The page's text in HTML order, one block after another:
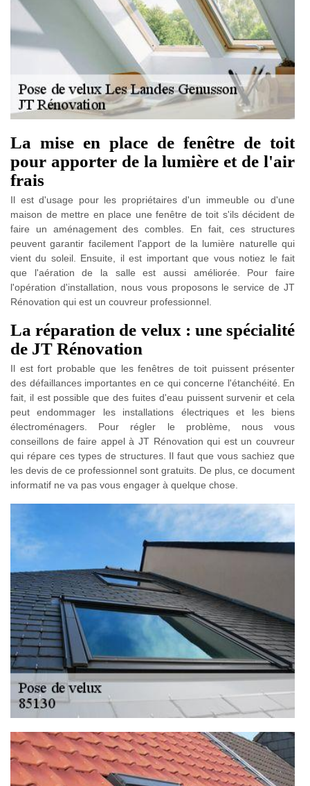
La mise en place de fenêtre de toit
pour apporter de la lumière et de l'air
frais
Il est d'usage pour les propriétaires d'un immeuble ou d'une
maison de mettre en place une fenêtre de toit s'ils décident de
faire un aménagement des combles. En fait, ces structures
peuvent garantir facilement l'apport de la lumière naturelle qui
vient du soleil. Ensuite, il est important que vous notiez le fait
que l'aération de la salle est aussi améliorée. Pour faire
l'opération d'installation, nous vous proposons le service de JT
Rénovation qui est un couvreur professionnel.
La réparation de velux : une spécialité
de JT Rénovation
Il est fort probable que les fenêtres de toit puissent présenter
des défaillances importantes en ce qui concerne l'étanchéité. En
fait, il est possible que des fuites d'eau puissent survenir et cela
peut endommager les installations électriques et les biens
électroménagers. Pour régler le problème, nous vous
conseillons de faire appel à JT Rénovation qui est un couvreur
qui répare ces types de structures. Il faut que vous sachiez que
les devis de ce professionnel sont gratuits. De plus, ce document
informatif ne va pas vous engager à quelque chose.